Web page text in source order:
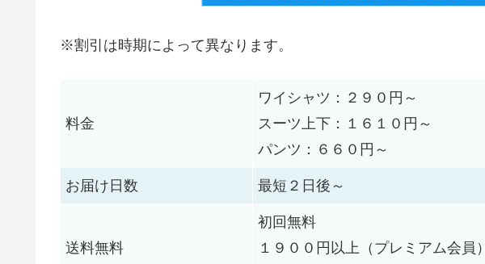
※割引は時期によって異なります。
料金
ワイシャツ：２９０円～
スーツ上下：１６１０円～
パンツ：６６０円～
お届け日数 最短２日後～
送料無料
初回無料
１９００円以上（プレミアム会員）